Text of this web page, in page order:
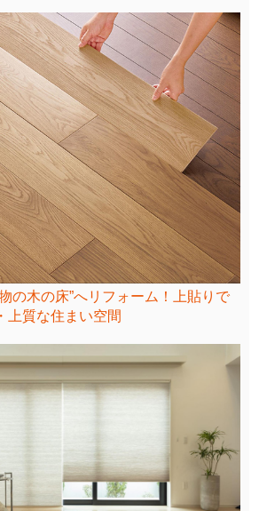
の木の床”へリフォーム！上貼りで
上質な住まい空間